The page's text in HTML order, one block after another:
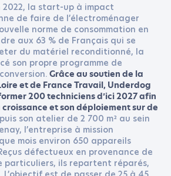
2022, la start-up à impact
de faire de l’électroménager
norme de consommation en
aux 63 % de Français qui se
du matériel reconditionné, la
son propre programme de
Grâce au soutien de la
et de France Travail, Underdog
200 techniciens d’ici 2027 afin
et son déploiement sur de
son atelier de 2 700 m² au sein
l’entreprise à mission
mois environ 650 appareils
défectueux en provenance de
particuliers, ils repartent réparés,